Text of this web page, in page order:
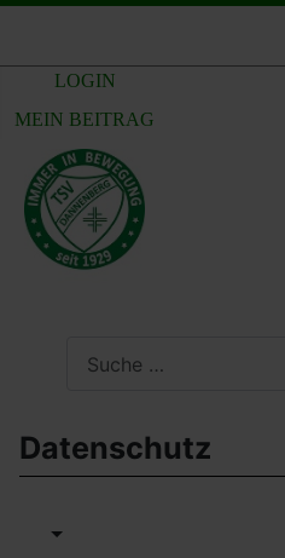
LOGIN
MEIN BEITRAG
Datenschutz